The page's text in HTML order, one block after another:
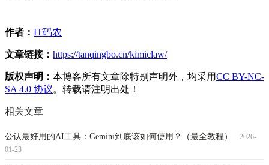
作者： IT码农
文章链接： https://tanqingbo.cn/kimiclaw/
版权声明： 本博客所有文章除特别声明外，均采用CC BY-NC-
SA 4.0 协议。转载请注明出处！
相关文章
公认最好用的AI工具：Gemini到底该如何使用？（最全教程）
2026-
01-23